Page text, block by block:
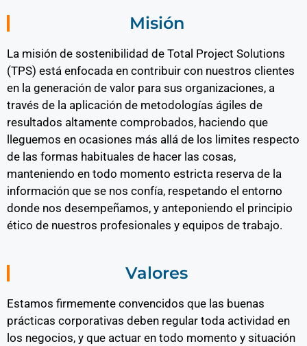
Misión
La misión de sostenibilidad de Total Project Solutions
(TPS) está enfocada en contribuir con nuestros clientes
en la generación de valor para sus organizaciones, a
través de la aplicación de metodologías ágiles de
resultados altamente comprobados, haciendo que
lleguemos en ocasiones más allá de los limites respecto
de las formas habituales de hacer las cosas,
manteniendo en todo momento estricta reserva de la
información que se nos confía, respetando el entorno
donde nos desempeñamos, y anteponiendo el principio
ético de nuestros profesionales y equipos de trabajo.
Valores
Estamos firmemente convencidos que las buenas
prácticas corporativas deben regular toda actividad en
los negocios, y que actuar en todo momento y situación